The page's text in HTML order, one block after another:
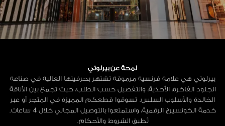
لمحة عن بيرلوتي
بيرلوتي هي علامة فرنسية مرموقة تشتهر بحرفيتها العالية في صناعة
الجلود الفاخرة، الأحذية، والتفصيل حسب الطلب، حيث تجمع بين الأناقة
الخالدة والأسلوب السلس. تسوقوا قطعكم المميزة في المتجر أو عبر
خدمة الكونسيرج الرقمية، واستمتعوا بالتوصيل المجاني خلال 4 ساعات.
تُطبق الشروط والأحكام.